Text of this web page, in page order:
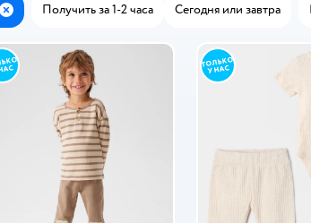
ЗакрытьПолучить за 1-2 часа Сегодня или завтра